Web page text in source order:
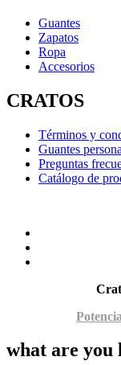
Guantes
Zapatos
Ropa
Accesorios
CRATOS
Términos y
Guantes
Preguntas
Catálogo de
what are you